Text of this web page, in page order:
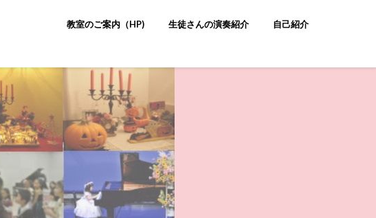
教室のご案内（HP) 生徒さんの演奏紹介 自己紹介